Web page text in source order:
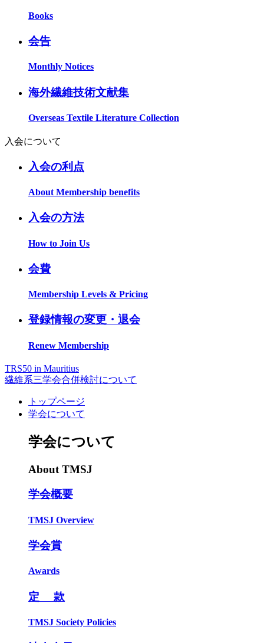
Books
会告
Monthly Notices
海外繊維技術文献集
Overseas Textile Literature Collection
入会について
入会の利点
About Membership benefits
入会の方法
How to Join Us
会費
Membership Levels & Pricing
登録情報の変更・退会
Renew Membership
TRS50 in Mauritius
繊維系三学会合併検討について
トップページ
学会について
学会について
About TMSJ
学会概要
TMSJ Overview
学会賞
Awards
定 款
TMSJ Society Policies